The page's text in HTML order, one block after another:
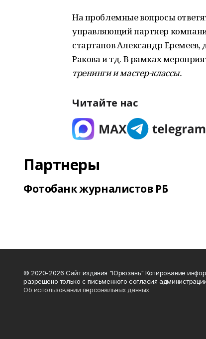
На проблемные вопросы
управляющий партнер
стартапов Александр Еремеев,
Ракова и тд. В рамках
тренинги и мастер-классы.
Читайте нас
Партнеры
Фотобанк журналистов РБ
© 2020-2026 Сайт издания "Юрюзань" Копирование
разрешено только с письменного согласия
Об использовании персональных данных